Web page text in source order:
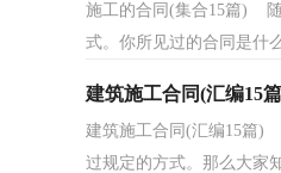
施工的合同(集合15篇) 随
式。你所见过的合同是什
建筑施工合同(汇编15
建筑施工合同(汇编15篇)
过规定的方式。那么大家